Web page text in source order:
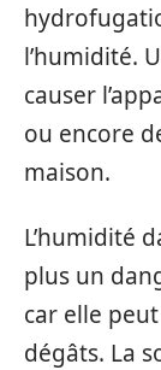
l’humidité.
causer
ou encore
maison.
L’humidité
plus un
car elle
dégâts. La